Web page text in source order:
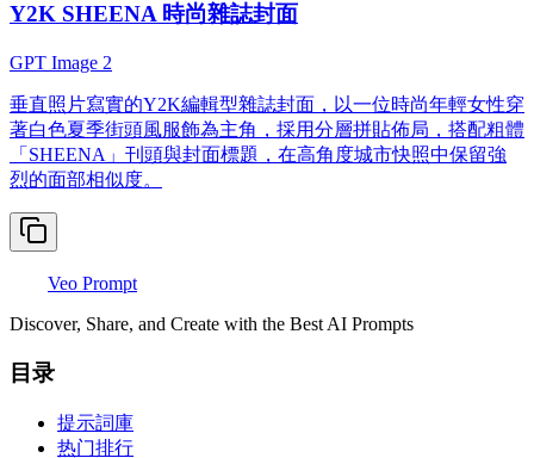
Y2K SHEENA 時尚雜誌封面
GPT Image 2
垂直照片寫實的Y2K編輯型雜誌封面，以一位時尚年輕女性穿
著白色夏季街頭風服飾為主角，採用分層拼貼佈局，搭配粗體
「SHEENA」刊頭與封面標題，在高角度城市快照中保留強
烈的面部相似度。
Veo Prompt
Discover, Share, and Create with the Best AI Prompts
目录
提示詞庫
热门排行